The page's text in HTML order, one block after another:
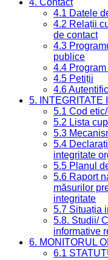
4. Contact
4.1 Datele
4.2 Relații
de contact
4.3
publice
4.4
4.5 Petiții
4.6
5. INTEGRITATE
5.1 Cod
5.2 Lista
5.3
5.4
integritate
5.5 Planul
5.6 Raport
măsurilor
integritate
5.7 Situația
5.8. Studii/
informative
6. MONITORUL
6.1